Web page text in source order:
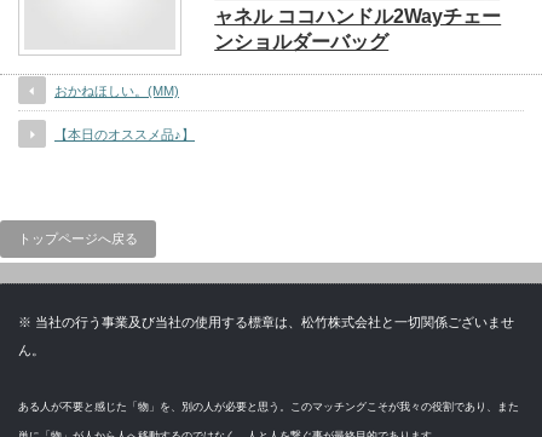
ャネル ココハンドル2Wayチェー
ンショルダーバッグ
おかねほしい。(MM)
【本日のオススメ品♪】
トップページへ戻る
※ 当社の行う事業及び当社の使用する標章は、松竹株式会社と一切関係ございませ
ん。
ある人が不要と感じた「物」を、別の人が必要と思う。このマッチングこそが我々の役割であり、また